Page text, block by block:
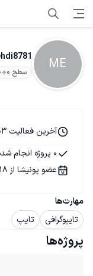
ME سطح ۰
مهارت‌ها
تایپوگرافی
تایپ
آخرین فعالیت 03 آبان 1404
0 پروژه انجام شده
عضو پونیشا از 18 مهر 1404
پروژه‌ها